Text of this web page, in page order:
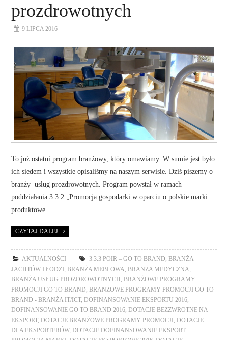
prozdrowotnych
9 LIPCA 2016
To już ostatni program branżowy, który omawiamy. W sumie jest było
ich siedem i wszystkie opisaliśmy na naszym serwisie. Dziś piszemy o
branży usług prozdrowotnych. Program powstał w ramach
poddziałania 3.3.2 „Promocja gospodarki w oparciu o polskie marki
produktowe
CZYTAJ DALEJ
AKTUALNOŚCI 3.3.3 POIR – GO TO BRAND ,BRANŻA
JACHTÓW I ŁODZI
,BRANŻA MEBLOWA ,BRANŻA MEDYCZNA
BRANŻA USŁUG PROZDROWOTNYCH ,BRANŻOWE PROGRAMY
PROMOCJI GO TO BRAND ,BRANŻOWE PROGRAMY PROMOCJI GO TO
BRAND - BRANŻA IT/ICT,DOFINANSOWANIE EKSPORTU 2016
DOFINANSOWANIE GO TO BRAND 2016 ,DOTACJE BEZZWROTNE NA
EKSPORT,DOTACJE BRANŻOWE PROGRAMY PROMOCJI ,DOTACJE
DLA EKSPORTERÓW,DOTACJE DOFINANSOWANIE EKSPORT